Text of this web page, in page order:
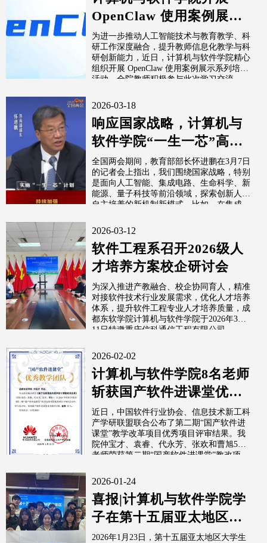
OpenClaw 使用案例展示
培训 赋能教师教学科研提
质增效
为进一步推动人工智能技术与教育教学、科
研工作深度融合，提升教师信息化教学与科
研创新能力，近日，计算机与软件学院精心
组织开展 OpenClaw 使用案例展示系列培训
活动，全院教师积极参与此次学习交流。
2026-03-18
响应国家战略，计算机与
软件学院“一生一芯”高校
学习小组奔赴“一生一
芯”深圳基...
全国两会期间，教育部部长怀进鹏在3月7日
的记者会上指出，我们围绕国家战略，特别
是面向人工智能、集成电路、生命科学、新
能源、量子科技等前沿领域，探索创新人才
自主培养的新机制新模式。比如，在集成...
2026-03-12
软件工程系召开2026级人
才培养方案校企研讨会
为深入推进产教融合、校企协同育人，精准
对接软件技术行业发展需求，优化人才培养
体系，提升软件工程专业人才培养质量，成
都东软学院计算机与软件学院于2026年3月
11日特邀重庆信科通信工程有限公司...
2026-02-02
计算机与软件学院8名老师
斩获国产软件进课堂优秀
教学团队金奖铜奖
近日，中国软件行业协会、信息技术新工科
产学研联盟联合公布了第二期“国产软件进
课堂”教学改革项目优秀项目评审结果。我
院仲宝才、袁睿、代永芳、张欢和曹旭5位
老师荣获第二期“国产软件进课堂”教改项...
2026-01-24
喜报|计算机与软件学院学
子在第十五届亚太地区大
学生数学建模竞赛
2026年1月23日，第十五届亚太地区大学生